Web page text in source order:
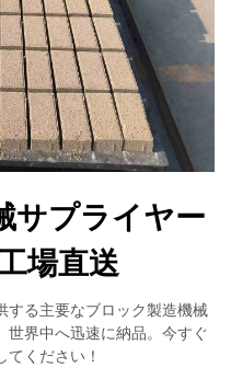
サプライヤー
場直送
する主要なブロック製造機械
世界中へ迅速に納品。今すぐ
てください！